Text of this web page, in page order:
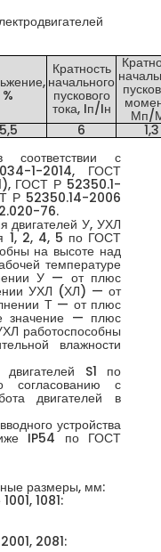
%
Кратность
начального
пускового
тока, Iп/Iн
Мп/
5,5 6
1,3
соответствии с
1-2014, ГОСТ
ГОСТ Р 52350.1-
Р 52350.14-2006
76.
двигателей У, УХЛ
1, 2, 4, 5 по ГОСТ
на высоте над
температуре
У — от плюс
УХЛ (ХЛ) — от
Т — от плюс
значение — плюс
работоспособны
влажности
S1 по
с
двигателей в
устройства
IP54 по ГОСТ
размеры, мм:
1081:
2081: